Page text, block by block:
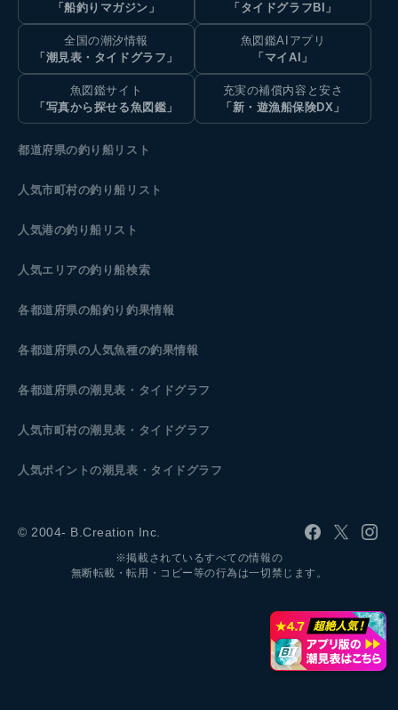
「船釣りマガジン」
「タイドグラフBI」
全国の潮汐情報
「潮見表・タイドグラフ」
魚図鑑AIアプリ
「マイAI」
魚図鑑サイト
「写真から探せる魚図鑑」
充実の補償内容と安さ
「新・遊漁船保険DX」
都道府県の釣り船リスト
人気市町村の釣り船リスト
人気港の釣り船リスト
人気エリアの釣り船検索
各都道府県の船釣り釣果情報
各都道府県の人気魚種の釣果情報
各都道府県の潮見表 ・タイドグラフ
人気市町村の潮見表・タイドグラフ
人気ポイントの潮見表・タイドグラフ
© 2004- B.Creation Inc.
※掲載されているすべての情報の
無断転載・転用・コピー等の行為は一切禁じます。